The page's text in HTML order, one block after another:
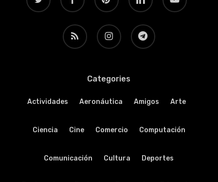
RSS instagram telegram
Categories
Actividades Aeronáutica Amigos Arte
Ciencia Cine Comercio Computación
Comunicación Cultura Deportes